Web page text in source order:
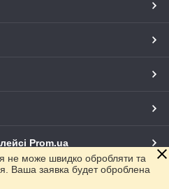
Prom.ua
не може швидко обробляти та
Ваша заявка будет оброблена